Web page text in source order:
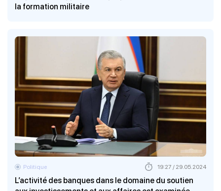
la formation militaire
L’activité des banques dans le domaine du soutien
Politique 19:27 / 29.05.2024